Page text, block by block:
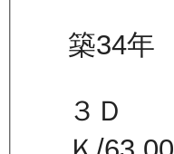
築34年
３Ｄ